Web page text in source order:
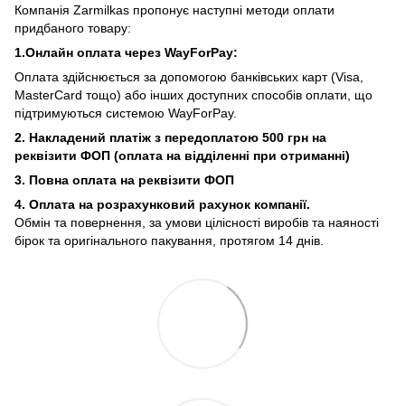
Компанія Zarmilkas пропонує наступні методи оплати
придбаного товару:
1.Онлайн оплата через WayForPay:
Оплата здійснюється за допомогою банківських карт (Visa,
MasterCard тощо) або інших доступних способів оплати, що
підтримуються системою WayForPay.
2. Накладений платіж з передоплатою 500 грн на
реквізити ФОП (оплата на відділенні при отриманні)
3. Повна оплата на реквізити ФОП
4. Оплата на розрахунковий рахунок компанії.
Обмін та повернення, за умови цілісності виробів та наяності
бірок та оригінального пакування, протягом 14 днів.